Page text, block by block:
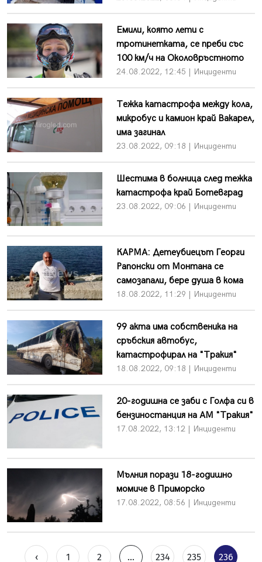
Емили, която лети с
тротинетката, се преби със
100 км/ч на Околовръстното
24.08.2022, 12:45 | Инциденти
Тежка катастрофа между кола,
микробус и камион край Вакарел,
има загинал
23.08.2022, 09:18 | Инциденти
Шестима в болница след тежка
катастрофа край Ботевград
23.08.2022, 09:06 | Инциденти
КАРМА: Детеубиецът Георги
Рапонски от Монтана се
самозапали, бере душа в кома
18.08.2022, 11:29 | Инциденти
99 акта има собственика на
сръбския автобус,
катастрофирал на "Тракия"
18.08.2022, 09:18 | Инциденти
20-годишна се заби с Голфа си в
бензиностанция на АМ "Тракия"
17.08.2022, 13:12 | Инциденти
Мълния порази 18-годишно
момиче в Приморско
17.08.2022, 08:56 | Инциденти
‹ 1 2 ... 234 235 236